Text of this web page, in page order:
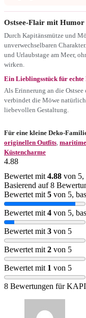
Ostsee-Flair mit Humor
Durch Kapitänsmütze und
unverwechselbaren
und Urlaubstage am Meer,
wirken.
Ein Lieblingsstück für echte
Als Erinnerung an die
verbindet die Möwe
liebevollen Gestaltung.
Für eine kleine Deko-
originellen Outfits
Küstencharme
4.88
Bewertet mit 4.88 von 5,
Basierend auf 8
Bewertet mit 5 von 5,
Bewertet mit 4 von 5,
Bewertet mit 3 von 5
Bewertet mit 2 von 5
Bewertet mit 1 von 5
8 Bewertungen für